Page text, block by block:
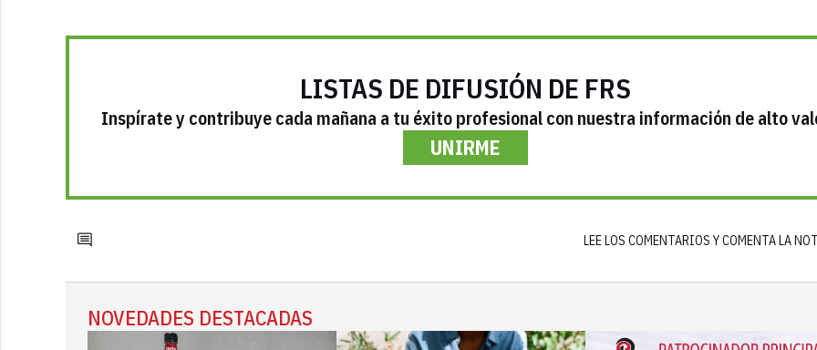
LISTAS DE DIFUSIÓN DE FRS
Inspírate y contribuye cada mañana a tu éxito profesional con nuestra información de alto
UNIRME
LEE LOS COMENTARIOS Y COMENTA LA
NOVEDADES DESTACADAS